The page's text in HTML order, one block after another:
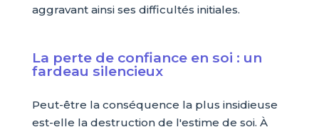
aggravant ainsi ses difficultés initiales.
La perte de confiance en soi : un
fardeau silencieux
Peut-être la conséquence la plus insidieuse
est-elle la destruction de l'estime de soi. À